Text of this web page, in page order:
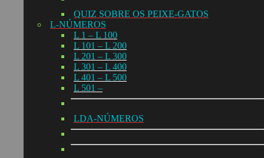
QUIZ SOBRE OS PEIXE-GATOS
L-NÚMEROS
L 1 – L 100
L 101 – L 200
L 201 – L 300
L 301 – L 400
L 401 – L 500
L 501 –
LDA-NÚMEROS